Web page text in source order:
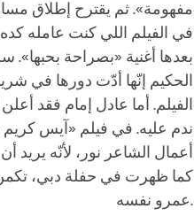
مفهومة». ثم يقترح إطلاق
في الفيلم اللي كنت عامله
بعدها أغنية «بصراحة بحبها».
ندم عليه. في فيلم «آيس
أعمال الشاعر نور، لأنّه
كما ظهرت في حفلة دبي،
عمرو نفسه.